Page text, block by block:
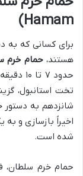
Hamam)
برای کسانی که به
هستند،حمام خرم
تخت استانبول،
شانزدهم به
اخیراً بازسازی و
شده است.
حمام خرم سلطان،